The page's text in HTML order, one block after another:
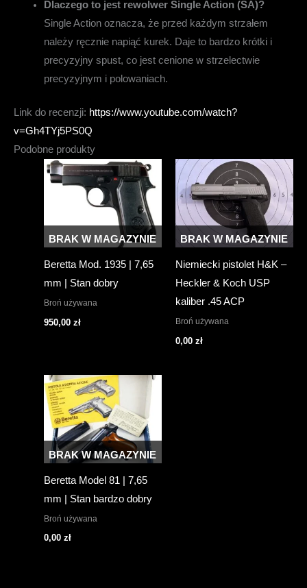
Dlaczego to jest rewolwer Single Action (SA)?
Single Action oznacza, że przed każdym strzałem
należy ręcznie napiąć kurek. Daje to bardzo krótki i
precyzyjny spust, co jest cenione w strzelectwie
precyzyjnym i polowaniach.
Link do recenzji: https://www.youtube.com/watch?
v=Gh4TYj5PS0Q
Podobne produkty
BRAK W MAGAZYNIE
Beretta Mod. 1935 | 7,65
mm | Stan dobry
Broń używana
950,00 zł
BRAK W MAGAZYNIE
Niemiecki pistolet H&K –
Heckler & Koch USP
kaliber .45 ACP
Broń używana
0,00 zł
BRAK W MAGAZYNIE
Beretta Model 81 | 7,65
mm | Stan bardzo dobry
Broń używana
0,00 zł